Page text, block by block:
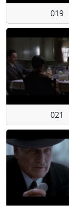
019
021